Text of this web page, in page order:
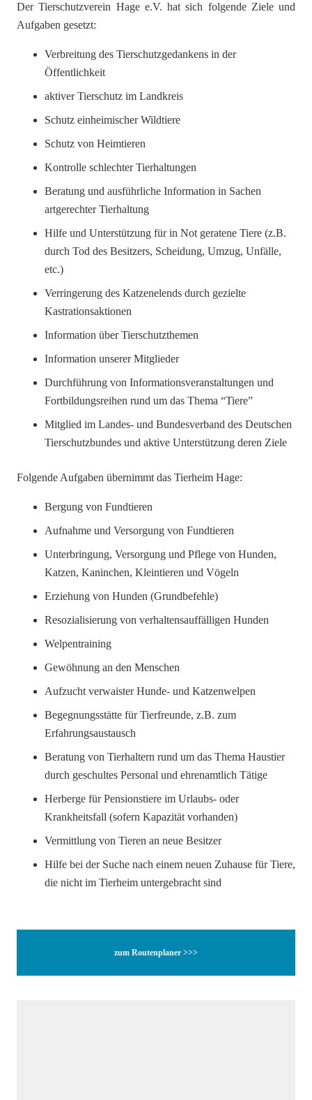
Der Tierschutzverein Hage e.V. hat sich folgende Ziele und
Aufgaben gesetzt:
Verbreitung des Tierschutzgedankens in der
Öffentlichkeit
aktiver Tierschutz im Landkreis
Schutz einheimischer Wildtiere
Schutz von Heimtieren
Kontrolle schlechter Tierhaltungen
Beratung und ausführliche Information in Sachen
artgerechter Tierhaltung
Hilfe und Unterstützung für in Not geratene Tiere (z.B.
durch Tod des Besitzers, Scheidung, Umzug, Unfälle,
etc.)
Verringerung des Katzenelends durch gezielte
Kastrationsaktionen
Information über Tierschutzthemen
Information unserer Mitglieder
Durchführung von Informationsveranstaltungen und
Fortbildungsreihen rund um das Thema “Tiere”
Mitglied im Landes- und Bundesverband des Deutschen
Tierschutzbundes und aktive Unterstützung deren Ziele
Folgende Aufgaben übernimmt das Tierheim Hage:
Bergung von Fundtieren
Aufnahme und Versorgung von Fundtieren
Unterbringung, Versorgung und Pflege von Hunden,
Katzen, Kaninchen, Kleintieren und Vögeln
Erziehung von Hunden (Grundbefehle)
Resozialisierung von verhaltensauffälligen Hunden
Welpentraining
Gewöhnung an den Menschen
Aufzucht verwaister Hunde- und Katzenwelpen
Begegnungsstätte für Tierfreunde, z.B. zum
Erfahrungsaustausch
Beratung von Tierhaltern rund um das Thema Haustier
durch geschultes Personal und ehrenamtlich Tätige
Herberge für Pensionstiere im Urlaubs- oder
Krankheitsfall (sofern Kapazität vorhanden)
Vermittlung von Tieren an neue Besitzer
Hilfe bei der Suche nach einem neuen Zuhause für Tiere,
die nicht im Tierheim untergebracht sind
zum Routenplaner >>>